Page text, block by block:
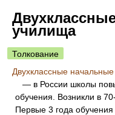
училища
Толкование
Двухклассные
— в России школы
обучения. Возникли в
Первые 3 года обучения